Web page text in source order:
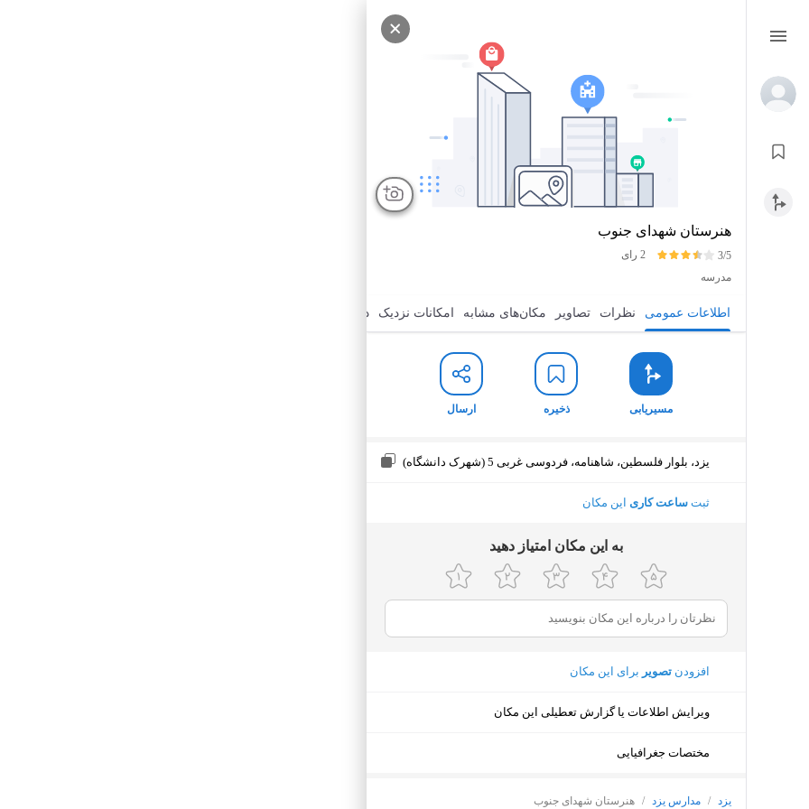
هنرستان شهدای جنوب
3/5
2 رای
مدرسه
اطلاعات عمومی نظرات تصاویر مکان‌های مشابه امکانات نزدیک درباره
مسیریابی ذخیره ارسال
یزد، بلوار فلسطین، شاهنامه، فردوسی غربی 5 (شهرک دانشگاه)
ثبت ساعت کاری این مکان
ﺑﻪ اﯾﻦ ﻣﮑﺎن اﻣﺘﯿﺎز دﻫﯿﺪ
افزودن تصویر برای این مکان
ویرایش اطلاعات یا گزارش تعطیلی این مکان
مختصات جغرافیایی
یزد / مدارس یزد / هنرستان شهدای جنوب